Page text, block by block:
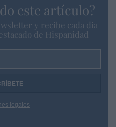
este artículo?
y recibe cada dia
de Hispanidad
legales